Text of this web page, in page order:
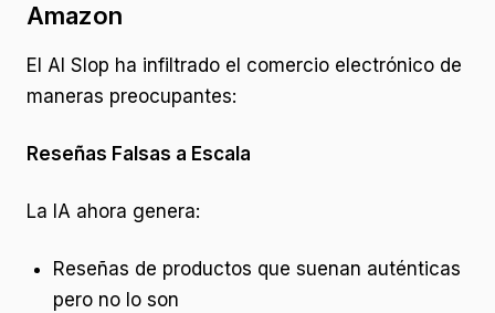
Amazon
El AI Slop ha infiltrado el comercio electrónico de
maneras preocupantes:
Reseñas Falsas a Escala
La IA ahora genera:
Reseñas de productos que suenan auténticas
pero no lo son